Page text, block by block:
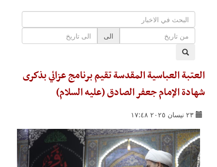
الى
العتبة العباسية المقدسة تقيم برنامج عزائي بذكرى
شهادة الإمام جعفر الصادق (عليه السلام)
٢٣ نيسان ٢٠٢٥ ١٧:٤٨